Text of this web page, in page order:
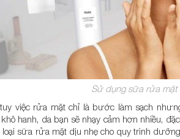
Sử dụng sữa rửa mặt
việc rửa mặt chỉ là bước làm sạch
hanh, da bạn sẽ nhạy cảm hơn nhiều,
sữa rửa mặt dịu nhẹ cho quy trình